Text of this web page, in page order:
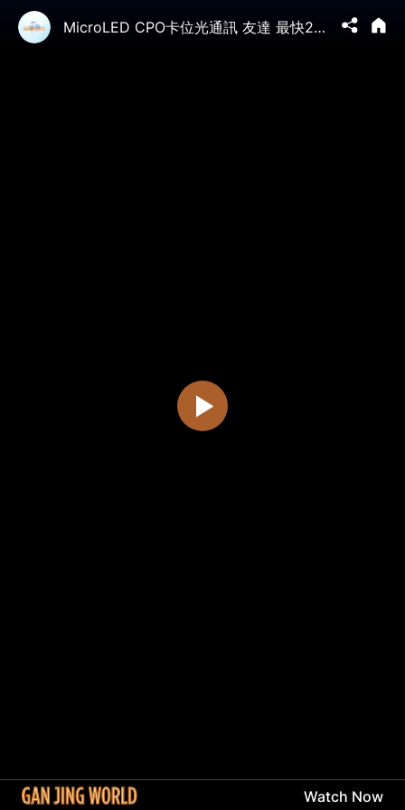
MicroLED CPO卡位光通訊 友達 最快2年產品應用
Watch Now